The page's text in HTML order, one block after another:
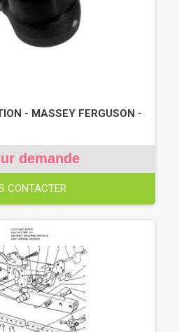
- MASSEY FERGUSON -
demande
CONTACTER